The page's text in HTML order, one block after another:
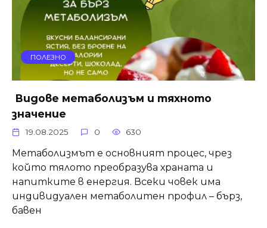
ПОЛЕЗНО
Видове метаболизъм и тяхното
значение
19.08.2025 0 630
Метаболизмът е основният процес, чрез
който тялото преобразува храната и
напитките в енергия. Всеки човек има
индивидуален метаболитен профил – бърз,
бавен